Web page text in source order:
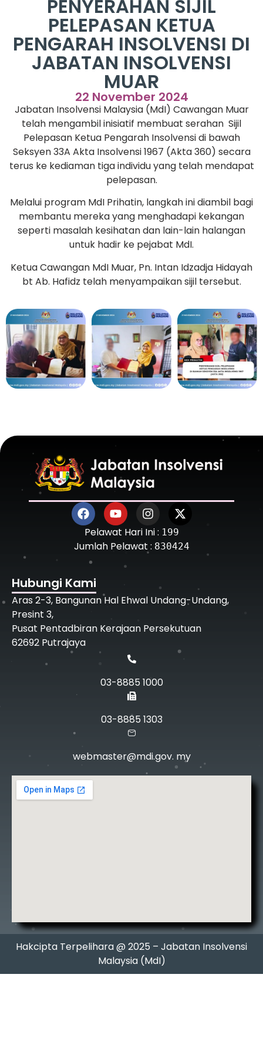
PENYERAHAN SIJIL
PELEPASAN KETUA
PENGARAH INSOLVENSI DI
JABATAN INSOLVENSI
MUAR
22 November 2024
Jabatan Insolvensi Malaysia (MdI) Cawangan Muar
telah mengambil inisiatif membuat serahan Sijil
Pelepasan Ketua Pengarah Insolvensi di bawah
Seksyen 33A Akta Insolvensi 1967 (Akta 360) secara
terus ke kediaman tiga individu yang telah mendapat
pelepasan.
Melalui program MdI Prihatin, langkah ini diambil bagi
membantu mereka yang menghadapi kekangan
seperti masalah kesihatan dan lain-lain halangan
untuk hadir ke pejabat MdI.
Ketua Cawangan MdI Muar, Pn. Intan Idzadja Hidayah
bt Ab. Hafidz telah menyampaikan sijil tersebut.
Pelawat Hari Ini : 199
Jumlah Pelawat : 830424
Hubungi Kami
Aras 2-3, Bangunan Hal Ehwal Undang-Undang,
Presint 3,
Pusat Pentadbiran Kerajaan Persekutuan
62692 Putrajaya
03-8885 1000
03-8885 1303
webmaster@mdi.gov. my
Hakcipta Terpelihara @ 2025 – Jabatan Insolvensi
Malaysia (MdI)